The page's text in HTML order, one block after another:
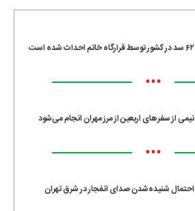
۶۲ سد در کشور توسط قرارگاه خاتم احداث شده است
•••
نیمی از سفرهای اربعین از مرز مهران انجام می‌شود
•••
احتمال شنیده‌شدن صدای انفجار در شرق تهران